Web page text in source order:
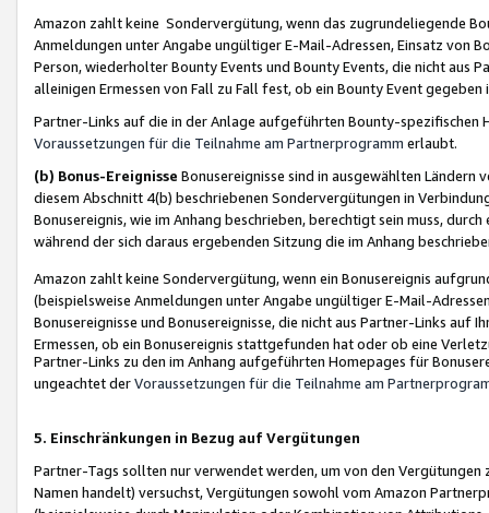
Amazon zahlt keine Sondervergütung, wenn das zugrundeliegende
Anmeldungen unter Angabe ungültiger E-Mail-Adressen, Einsatz von
Person, wiederholter Bounty Events und Bounty Events, die nicht
alleinigen Ermessen von Fall zu Fall fest, ob ein Bounty Event
Partner-Links auf die in der Anlage aufgeführten Bounty-spezifischen
Voraussetzungen für die Teilnahme am Partnerprogramm erlaubt.
(b) Bonus-Ereignisse Bonusereignisse sind in ausgewählten Ländern
diesem Abschnitt 4(b) beschriebenen Sondervergütungen in
Bonusereignis, wie im Anhang beschrieben, berechtigt sein muss,
während der sich daraus ergebenden Sitzung die im Anhang
Amazon zahlt keine Sondervergütung, wenn ein Bonusereignis
(beispielsweise Anmeldungen unter Angabe ungültiger E-Mail-
Bonusereignisse und Bonusereignisse, die nicht aus Partner-Links auf
Ermessen, ob ein Bonusereignis stattgefunden hat oder ob eine
Partner-Links zu den im Anhang aufgeführten Homepages für
ungeachtet derVoraussetzungen für die Teilnahme am
5. Einschränkungen in Bezug auf Vergütungen
Partner-Tags sollten nur verwendet werden, um von den
Namen handelt) versuchst, Vergütungen sowohl vom Amazon